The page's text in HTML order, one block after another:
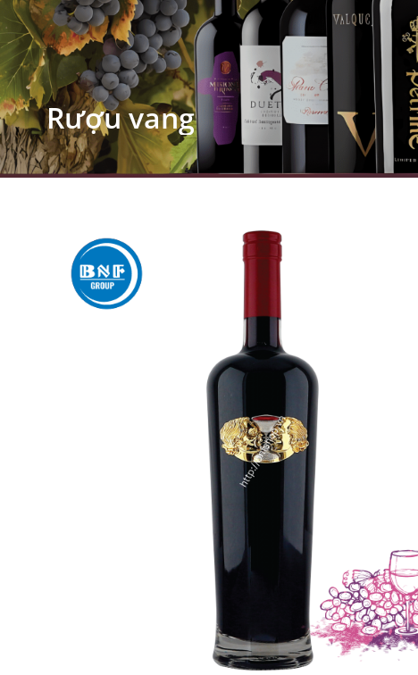
Rượu vang